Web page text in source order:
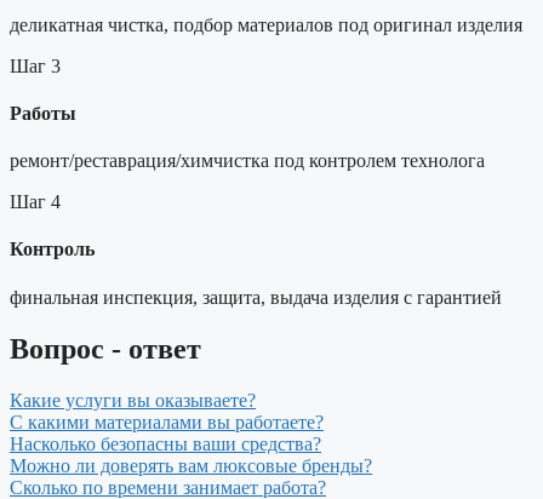
деликатная чистка, подбор материалов под оригинал изделия
Шаг 3
Работы
ремонт/реставрация/химчистка под контролем технолога
Шаг 4
Контроль
финальная инспекция, защита, выдача изделия с гарантией
Вопрос - ответ
Какие услуги вы оказываете?
С какими материалами вы работаете?
Насколько безопасны ваши средства?
Можно ли доверять вам люксовые бренды?
Сколько по времени занимает работа?